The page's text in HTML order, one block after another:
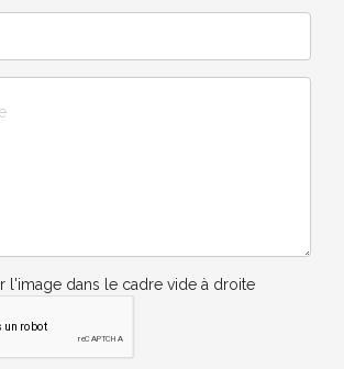
l'image dans le cadre vide à droite